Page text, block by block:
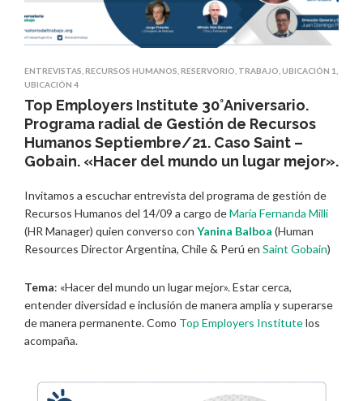
ENTREVISTAS,RECURSOS HUMANOS,RESERVORIO, TRABAJO,UBICACIÓN 1,
UBICACIÓN 4
Top Employers Institute 30°Aniversario.
Programa radial de Gestión de Recursos
Humanos Septiembre/21. Caso Saint –
Gobain. «Hacer del mundo un lugar mejor».
Invitamos a escuchar entrevista del programa de gestión de
Recursos Humanos del 14/09 a cargo deMaría Fernanda Milli
(HR Manager) quien converso con Yanina Balboa (Human
Resources Director Argentina, Chile & Perú en Saint Gobain)
Tema: «Hacer del mundo un lugar mejor». Estar cerca,
entender diversidad e inclusión de manera amplia y superarse
de manera permanente. Como Top Employers Institutelos
acompaña.